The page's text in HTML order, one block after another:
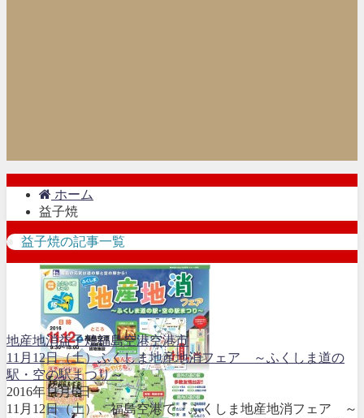
ホーム
益子焼
益子焼の記事一覧
地産地消益子焼福島空港空港市
11月12日（土）ふくしま地産地消フェア ～ふくしま道の
駅・空の駅まつり～
2016年11月6日
11月12日（土）、福島空港で『ふくしま地産地消フェア ～